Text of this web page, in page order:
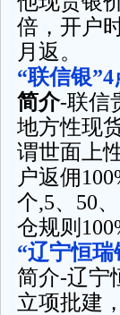
倍，开户
月返。
“联信银
简介-联信
地方性现
谓世面上
户返佣
个,5、50
仓规则
“辽宁恒瑞
简介-辽宁
立项批建